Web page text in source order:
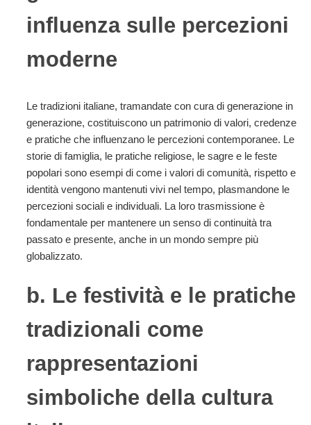
influenza sulle percezioni
moderne
Le tradizioni italiane, tramandate con cura di generazione in
generazione, costituiscono un patrimonio di valori, credenze
e pratiche che influenzano le percezioni contemporanee. Le
storie di famiglia, le pratiche religiose, le sagre e le feste
popolari sono esempi di come i valori di comunità, rispetto e
identità vengono mantenuti vivi nel tempo, plasmandone le
percezioni sociali e individuali. La loro trasmissione è
fondamentale per mantenere un senso di continuità tra
passato e presente, anche in un mondo sempre più
globalizzato.
b. Le festività e le pratiche
tradizionali come
rappresentazioni
simboliche della cultura